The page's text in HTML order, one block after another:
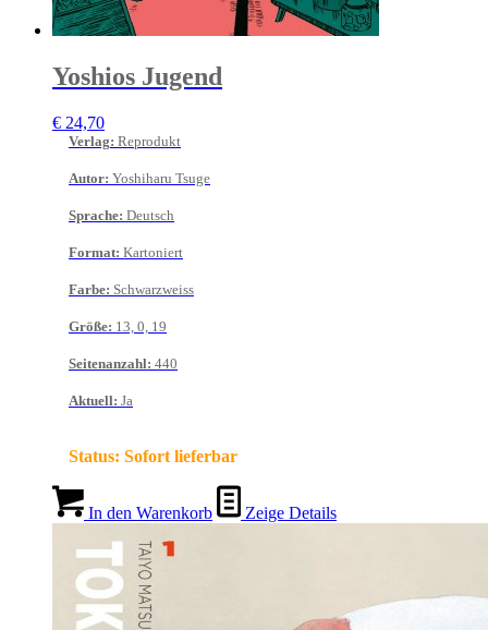
Yoshios Jugend
€ 24,70
Verlag: Reprodukt
Autor: Yoshiharu Tsuge
Sprache: Deutsch
Format: Kartoniert
Farbe: Schwarzweiss
Größe: 13, 0, 19
Seitenanzahl: 440
Aktuell: Ja
Status: Sofort lieferbar
In den Warenkorb Zeige Details